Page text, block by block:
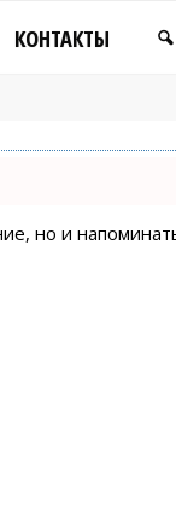
КОНТАКТЫ
но и